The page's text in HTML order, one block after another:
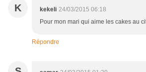
K kekeli 24/03/2015 06:18
Pour mon mari qui aime les cakes au
Répondre